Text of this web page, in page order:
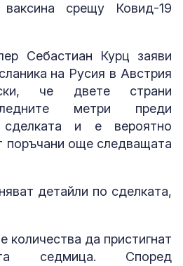
срещу Ковид-19
Себастиан Курц заяви
на Русия в Австрия
че двете страни
метри преди
сделката и е вероятно
поръчани още следващата
детайли по сделката,
количества да пристигнат
седмица. Според